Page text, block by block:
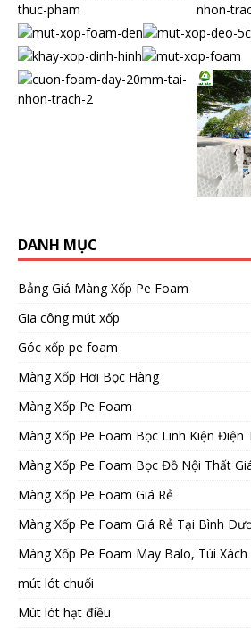
DANH MỤC
Bảng Giá Màng Xốp Pe Foam
Gia công mút xốp
Góc xốp pe foam
Màng Xốp Hơi Bọc Hàng
Màng Xốp Pe Foam
Màng Xốp Pe Foam Bọc Linh Kiện Điện
Màng Xốp Pe Foam Bọc Đồ Nội Thất
Màng Xốp Pe Foam Giá Rẻ
Màng Xốp Pe Foam Giá Rẻ Tại Bình
Màng Xốp Pe Foam May Balo, Túi Xách
mút lót chuối
Mút lót hạt điều